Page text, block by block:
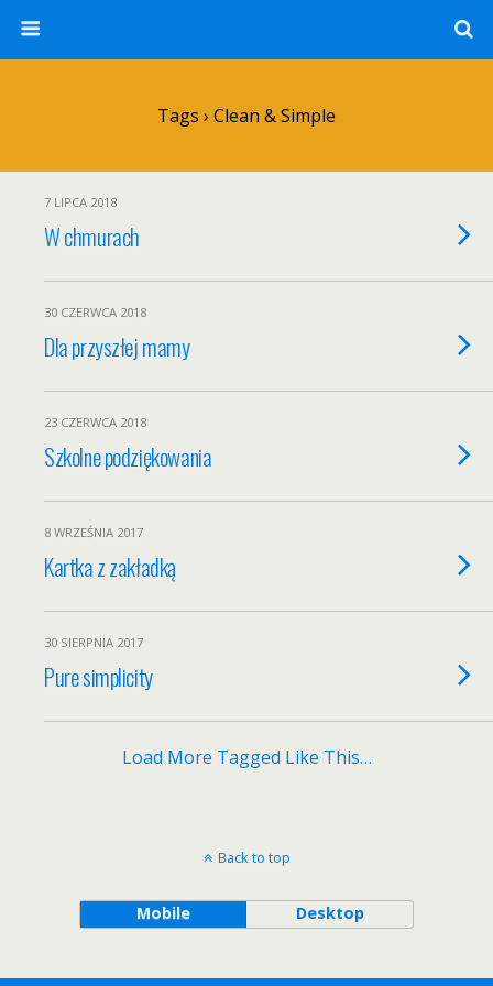
Tags › Clean & Simple
7 LIPCA 2018
W chmurach
30 CZERWCA 2018
Dla przyszłej mamy
23 CZERWCA 2018
Szkolne podziękowania
8 WRZEŚNIA 2017
Kartka z zakładką
30 SIERPNIA 2017
Pure simplicity
Load More Tagged Like This…
Back to top
Mobile Desktop